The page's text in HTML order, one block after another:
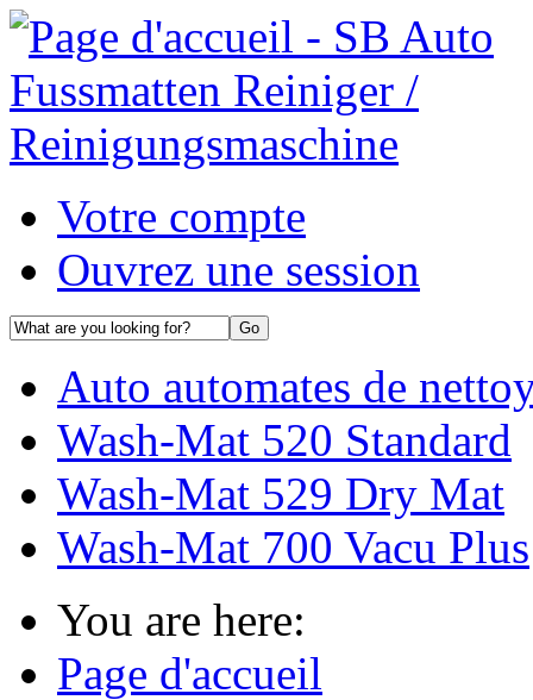
Votre compte
Ouvrez une session
Auto automates de
Wash-Mat 520 Standard
Wash-Mat 529 Dry Mat
Wash-Mat 700 Vacu Plus
You are here:
Page d'accueil